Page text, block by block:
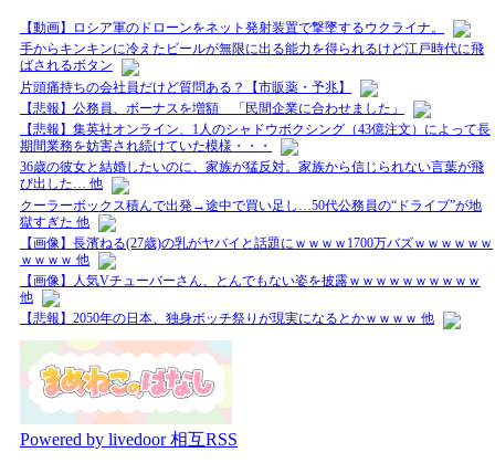
【動画】ロシア軍のドローンをネット発射装置で撃墜するウクライナ。
手からキンキンに冷えたビールが無限に出る能力を得られるけど江戸時代に飛
ばされるボタン
片頭痛持ちの会社員だけど質問ある？【市販薬・予兆】
【悲報】公務員、ボーナスを増額 「民間企業に合わせました」
【悲報】集英社オンライン、1人のシャドウボクシング（43億注文）によって長
期間業務を妨害され続けていた模様・・・
36歳の彼女と結婚したいのに、家族が猛反対。家族から信じられない言葉が飛
び出した… 他
クーラーボックス積んで出発→途中で買い足し…50代公務員の“ドライブ”が地
獄すぎた 他
【画像】長濱ねる(27歳)の乳がヤバイと話題にｗｗｗｗ1700万バズｗｗｗｗｗｗ
ｗｗｗｗ 他
【画像】人気Vチューバーさん、とんでもない姿を披露ｗｗｗｗｗｗｗｗｗｗ
他
【悲報】2050年の日本、独身ボッチ祭りが現実になるとかｗｗｗｗ 他
Powered by livedoor 相互RSS